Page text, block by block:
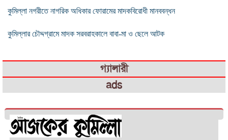
কুমিল্লা নগরীতে নাগরিক অধিকার ফোরামের মাদকবিরোধী মানববন্ধন
কুমিল্লার চৌদ্দগ্রামে মাদক সরবরাহকালে বাবা-মা ও ছেলে আটক
গ্যালারী
ads